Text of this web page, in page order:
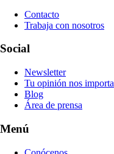
Contacto
Trabaja con nosotros
Social
Newsletter
Tu opinión nos importa
Blog
Área de prensa
Menú